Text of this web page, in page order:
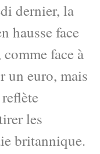
dernier, la
hausse face
face à
un euro, mais
les
britannique.